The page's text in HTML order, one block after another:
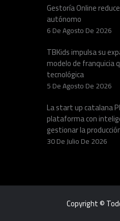
Gestoría Online
autónomo
6 De Agosto De 2026
TBKids impulsa su
modelo de franquicia
tecnológica
5 De Agosto De 2026
La start up catalana
plataforma con
gestionar la
30 De Julio De 2026
Copyright ©